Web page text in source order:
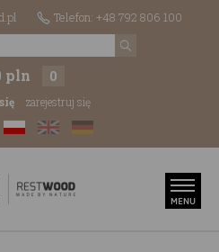
Telefon: +48 792 806 100
pln 0
zarejestruj się